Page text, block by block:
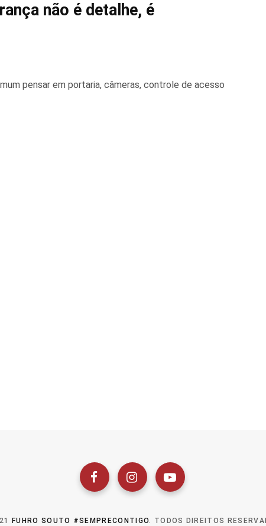
não é detalhe, é
pensar em portaria, câmeras, controle de acesso
FUHRO SOUTO #SEMPRECONTIGO . TODOS DIREITOS